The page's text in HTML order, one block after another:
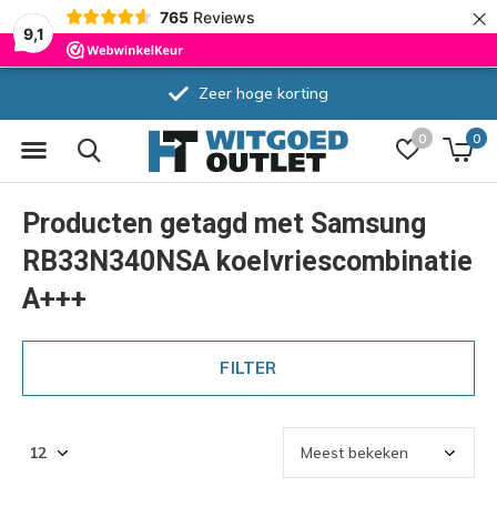
9,1
765 Reviews ×
0 0
Zeer hoge korting
Producten getagd met Samsung
RB33N340NSA koelvriescombinatie
A+++
FILTER